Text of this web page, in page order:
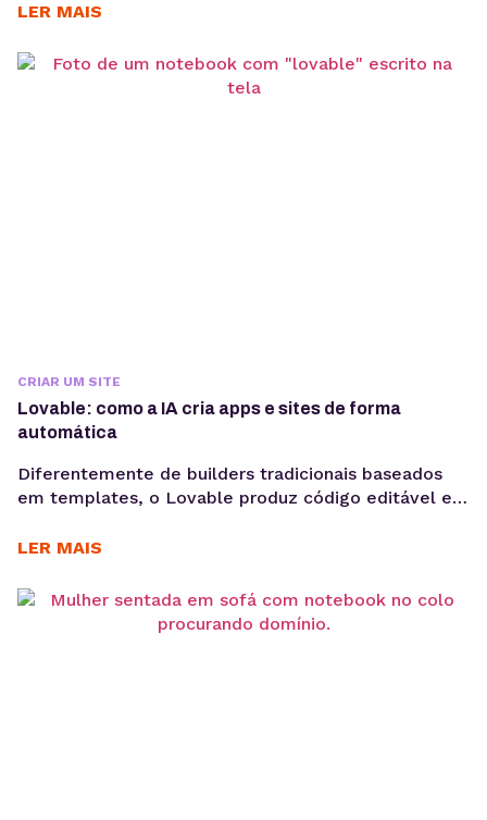
antecipa problemas de navegação, arquitetura da
recursos em outras etapas. No desenvolvimento de
produtos digitais, decisões tomadas nas primeiras
LER MAIS
CRIAR UM SITE
Lovable: como a IA cria apps e sites de forma
automática
Diferentemente de builders tradicionais baseados
em templates, o Lovable produz código editável e
Ou seja, é muito mais do que uma solução de
reais. A criação de aplicações e sites por meio de IA
generativa deixou de ser experimento...
LER MAIS